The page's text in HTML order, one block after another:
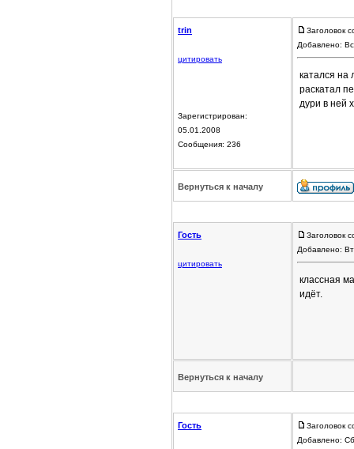
trin
цитировать
Зарегистрирован:
05.01.2008
Сообщения: 236
Заголовок
Добавлено:
катался на
раскатал
дури в ней
Вернуться к началу
Гость
цитировать
Заголовок
Добавлено:
классная
идёт.
Вернуться к началу
Гость
Заголовок
Добавлено: